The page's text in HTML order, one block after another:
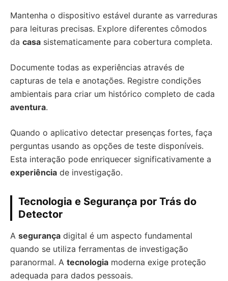
Mantenha o dispositivo estável durante as varreduras
para leituras precisas. Explore diferentes cômodos
da casa sistematicamente para cobertura completa.
Documente todas as experiências através de
capturas de tela e anotações. Registre condições
ambientais para criar um histórico completo de cada
aventura.
Quando o aplicativo detectar presenças fortes, faça
perguntas usando as opções de teste disponíveis.
Esta interação pode enriquecer significativamente a
experiência de investigação.
Tecnologia e Segurança por Trás do
Detector
A segurança digital é um aspecto fundamental
quando se utiliza ferramentas de investigação
paranormal. A tecnologia moderna exige proteção
adequada para dados pessoais.